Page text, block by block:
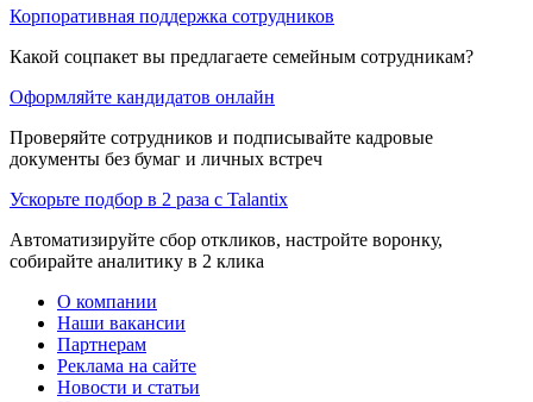
Корпоративная поддержка сотрудников
Какой соцпакет вы предлагаете семейным сотрудникам?
Оформляйте кандидатов онлайн
Проверяйте сотрудников и подписывайте кадровые
документы без бумаг и личных встреч
Ускорьте подбор в 2 раза с Talantix
Автоматизируйте сбор откликов, настройте воронку,
собирайте аналитику в 2 клика
О компании
Наши вакансии
Партнерам
Реклама на сайте
Новости и статьи